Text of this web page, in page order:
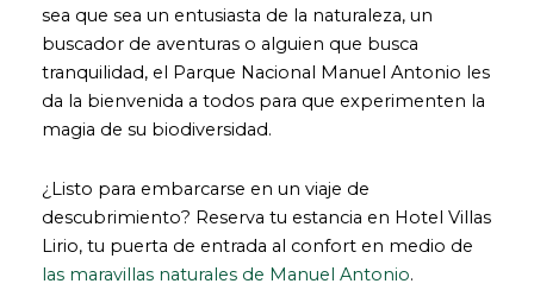
sea que sea un entusiasta de la naturaleza, un
buscador de aventuras o alguien que busca
tranquilidad, el Parque Nacional Manuel Antonio les
da la bienvenida a todos para que experimenten la
magia de su biodiversidad.
¿Listo para embarcarse en un viaje de
descubrimiento? Reserva tu estancia en Hotel Villas
Lirio, tu puerta de entrada al confort en medio de
las maravillas naturales de Manuel Antonio.